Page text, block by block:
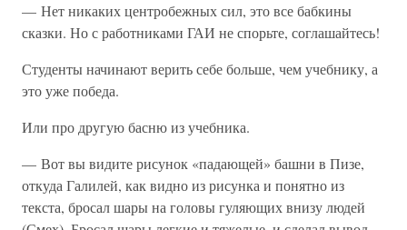
— Нет никаких центробежных сил, это все бабкины
сказки. Но с работниками ГАИ не спорьте, соглашайтесь!
Студенты начинают верить себе больше, чем учебнику, а
это уже победа.
Или про другую басню из учебника.
— Вот вы видите рисунок «падающей» башни в Пизе,
откуда Галилей, как видно из рисунка и понятно из
текста, бросал шары на головы гуляющих внизу людей